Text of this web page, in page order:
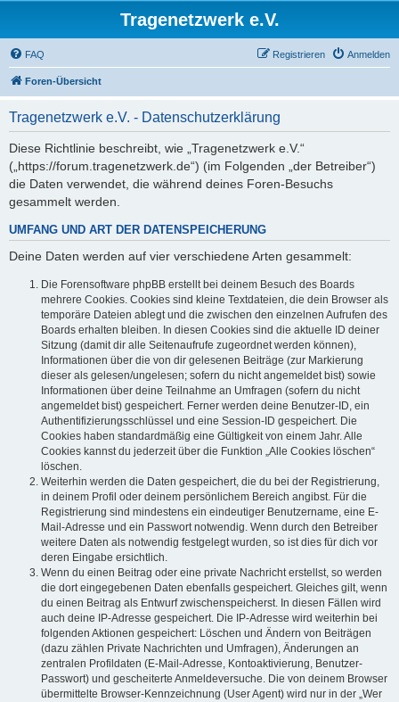
Tragenetzwerk e.V.
FAQ Anmelden
Registrieren
Foren-Übersicht
Tragenetzwerk e.V. - Datenschutzerklärung
Diese Richtlinie beschreibt, wie „Tragenetzwerk e.V.“
(„https://forum.tragenetzwerk.de“) (im Folgenden „der Betreiber“)
die Daten verwendet, die während deines Foren-Besuchs
gesammelt werden.
UMFANG UND ART DER DATENSPEICHERUNG
Deine Daten werden auf vier verschiedene Arten gesammelt:
Die Forensoftware phpBB erstellt bei deinem Besuch des Boards
mehrere Cookies. Cookies sind kleine Textdateien, die dein Browser als
temporäre Dateien ablegt und die zwischen den einzelnen Aufrufen des
Boards erhalten bleiben. In diesen Cookies sind die aktuelle ID deiner
Sitzung (damit dir alle Seitenaufrufe zugeordnet werden können),
Informationen über die von dir gelesenen Beiträge (zur Markierung
dieser als gelesen/ungelesen; sofern du nicht angemeldet bist) sowie
Informationen über deine Teilnahme an Umfragen (sofern du nicht
angemeldet bist) gespeichert. Ferner werden deine Benutzer-ID, ein
Authentifizierungsschlüssel und eine Session-ID gespeichert. Die
Cookies haben standardmäßig eine Gültigkeit von einem Jahr. Alle
Cookies kannst du jederzeit über die Funktion „Alle Cookies löschen“
löschen.
Weiterhin werden die Daten gespeichert, die du bei der Registrierung,
in deinem Profil oder deinem persönlichem Bereich angibst. Für die
Registrierung sind mindestens ein eindeutiger Benutzername, eine E-
Mail-Adresse und ein Passwort notwendig. Wenn durch den Betreiber
weitere Daten als notwendig festgelegt wurden, so ist dies für dich vor
deren Eingabe ersichtlich.
Wenn du einen Beitrag oder eine private Nachricht erstellst, so werden
die dort eingegebenen Daten ebenfalls gespeichert. Gleiches gilt, wenn
du einen Beitrag als Entwurf zwischenspeicherst. In diesen Fällen wird
auch deine IP-Adresse gespeichert. Die IP-Adresse wird weiterhin bei
folgenden Aktionen gespeichert: Löschen und Ändern von Beiträgen
(dazu zählen Private Nachrichten und Umfragen), Änderungen an
zentralen Profildaten (E-Mail-Adresse, Kontoaktivierung, Benutzer-
Passwort) und gescheiterte Anmeldeversuche. Die von deinem Browser
übermittelte Browser-Kennzeichnung (User Agent) wird nur in der „Wer